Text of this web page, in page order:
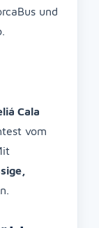
und
Cala
vom